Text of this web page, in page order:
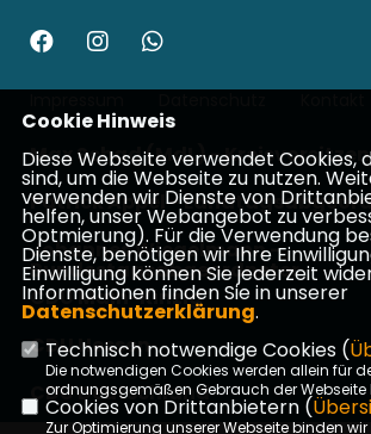
Max Schad (MdL) -
Patrick Appel -
Johannes Wiegelmann -
Bundestagsabgeordneter
CDU Main-Kinzig
CDU Hessen
CDU Deutschland
Cookie Hinweis
Diese Webseite verwendet Cookies,
sind, um die Webseite zu nutzen.
verwenden wir Dienste von
helfen, unser Webangebot zu
Optmierung). Für die Verwendung
Dienste, benötigen wir Ihre
Einwilligung können Sie jederzeit
Informationen finden Sie in unserer
Datenschutzerklärung.
Technisch notwendige Cookies (
Die notwendigen Cookies werden allein für
ordnungsgemäßen Gebrauch der Webseite
Cookies von Drittanbietern (
Zur Optimierung unserer Webseite binden